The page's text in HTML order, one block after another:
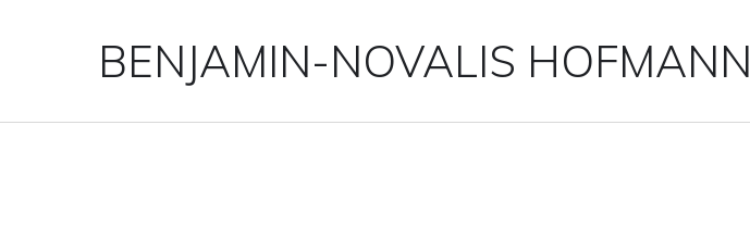
BENJAMIN-NOVALIS HOFMANN